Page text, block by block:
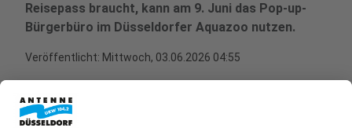
Reisepass braucht, kann am 9. Juni das Pop-up-
Bürgerbüro im Düsseldorfer Aquazoo nutzen.
Veröffentlicht: Mittwoch, 03.06.2026 04:55
Anzeige